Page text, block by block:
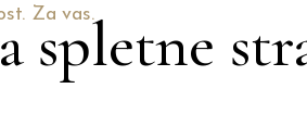
Za vas.
spletne